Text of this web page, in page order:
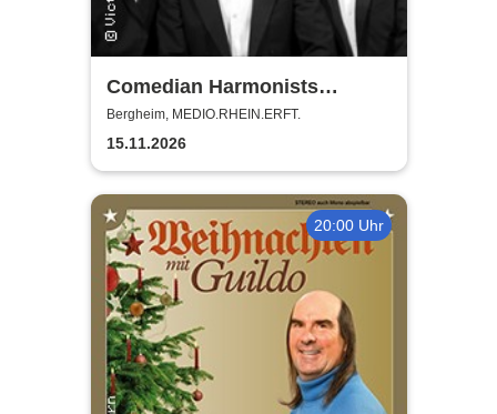
Comedian Harmonists
Forever - Das Leben ein
Konzert
Bergheim, MEDIO.RHEIN.ERFT.
15.11.2026
20:00 Uhr